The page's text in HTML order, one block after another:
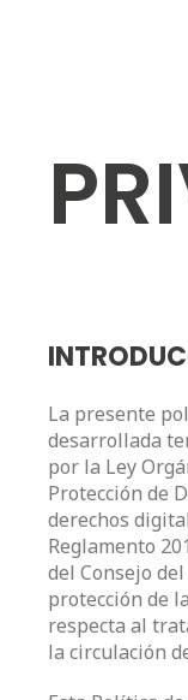
La presente
desarrollada
por la Ley
Protección de
derechos
Reglamento
del Consejo
protección de
respecta al
la circulación